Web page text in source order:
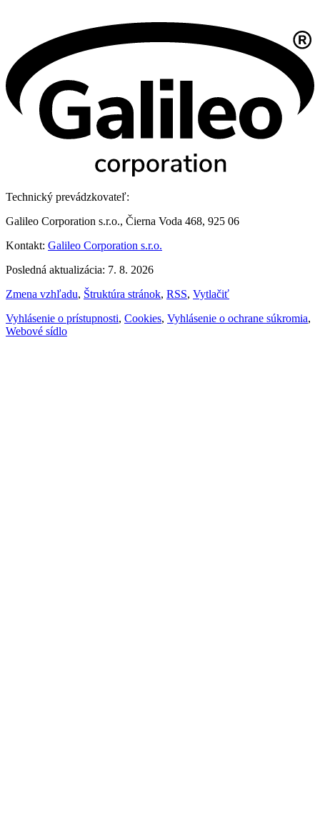
Technický prevádzkovateľ:
Galileo Corporation s.r.o., Čierna Voda 468, 925 06
Kontakt: Galileo Corporation s.r.o.
Posledná aktualizácia: 7. 8. 2026
Zmena vzhľadu, Štruktúra stránok, RSS, Vytlačiť
Vyhlásenie o prístupnosti, Cookies, Vyhlásenie o ochrane súkromia,
Webové sídlo